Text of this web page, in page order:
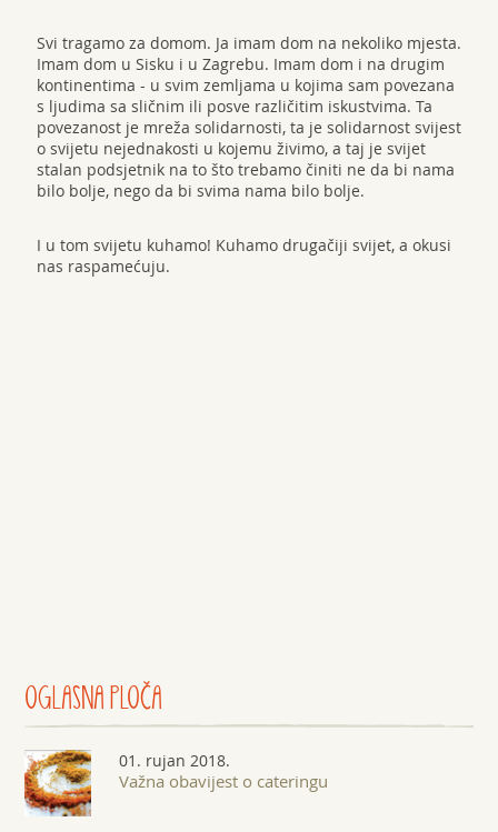
Svi tragamo za domom. Ja imam dom na nekoliko mjesta.
Imam dom u Sisku i u Zagrebu. Imam dom i na drugim
kontinentima - u svim zemljama u kojima sam povezana
s ljudima sa sličnim ili posve različitim iskustvima. Ta
povezanost je mreža solidarnosti, ta je solidarnost svijest
o svijetu nejednakosti u kojemu živimo, a taj je svijet
stalan podsjetnik na to što trebamo činiti ne da bi nama
bilo bolje, nego da bi svima nama bilo bolje.
I u tom svijetu kuhamo! Kuhamo drugačiji svijet, a okusi
nas raspamećuju.
OGLASNA PLOČA
01. rujan 2018.
Važna obavijest o cateringu